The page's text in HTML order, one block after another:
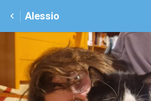
Alessio